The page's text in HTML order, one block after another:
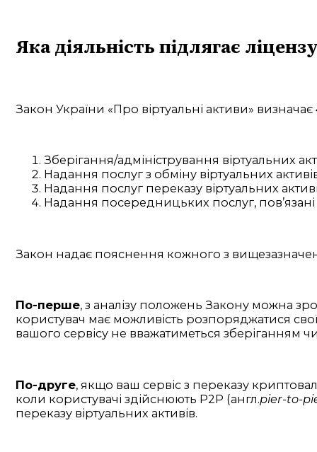
Яка діяльність підлягає
Закон України «Про віртуальні активи»
Зберігання/адміністрування віртуальних
Надання послуг з обміну віртуальних
Надання послуг переказу віртуальних
Надання посередницьких послуг,
Закон надає пояснення кожного з
По-перше, з аналізу положень Закону можна
користувач має можливість розпоряджатися
вашого сервісу не вважатиметься зберіганням
По-друге, якщо ваш сервіс з переказу
коли користувачі здійснюють Р2Р (англ.pier-to-
переказу віртуальних активів.